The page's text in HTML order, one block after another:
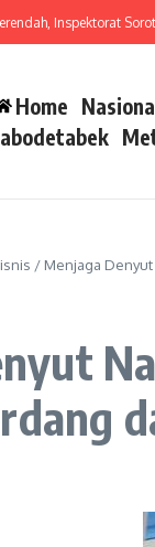
Inspektorat Soroti
Home
/ Menjaga